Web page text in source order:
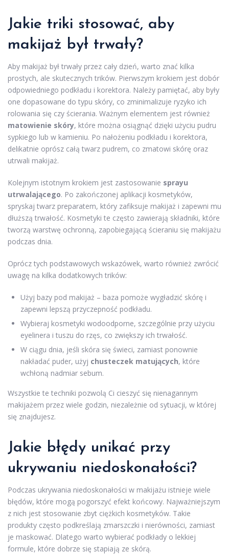
Jakie triki stosować, aby
makijaż był trwały?
Aby makijaż był trwały przez cały dzień, warto znać kilka
prostych, ale skutecznych trików. Pierwszym krokiem jest dobór
odpowiedniego podkładu i korektora. Należy pamiętać, aby były
one dopasowane do typu skóry, co zminimalizuje ryzyko ich
rolowania się czy ścierania. Ważnym elementem jest również
matowienie skóry, które można osiągnąć dzięki użyciu pudru
sypkiego lub w kamieniu. Po nałożeniu podkładu i korektora,
delikatnie oprósz całą twarz pudrem, co zmatowi skórę oraz
utrwali makijaż.
Kolejnym istotnym krokiem jest zastosowanie sprayu
utrwalającego. Po zakończonej aplikacji kosmetyków,
spryskaj twarz preparatem, który zafiksuje makijaż i zapewni mu
dłuższą trwałość. Kosmetyki te często zawierają składniki, które
tworzą warstwę ochronną, zapobiegającą ścieraniu się makijażu
podczas dnia.
Oprócz tych podstawowych wskazówek, warto również zwrócić
uwagę na kilka dodatkowych trików:
Użyj bazy pod makijaż – baza pomoże wygładzić skórę i
zapewni lepszą przyczepność podkładu.
Wybieraj kosmetyki wodoodporne, szczególnie przy użyciu
eyelinera i tuszu do rzęs, co zwiększy ich trwałość.
W ciągu dnia, jeśli skóra się świeci, zamiast ponownie
nakładać puder, użyj chusteczek matujących, które
wchłoną nadmiar sebum.
Wszystkie te techniki pozwolą Ci cieszyć się nienagannym
makijażem przez wiele godzin, niezależnie od sytuacji, w której
się znajdujesz.
Jakie błędy unikać przy
ukrywaniu niedoskonałości?
Podczas ukrywania niedoskonałości w makijażu istnieje wiele
błędów, które mogą pogorszyć efekt końcowy. Najważniejszym
z nich jest stosowanie zbyt ciężkich kosmetyków. Takie
produkty często podkreślają zmarszczki i nierówności, zamiast
je maskować. Dlatego warto wybierać podkłady o lekkiej
formule, które dobrze się stapiają ze skórą.